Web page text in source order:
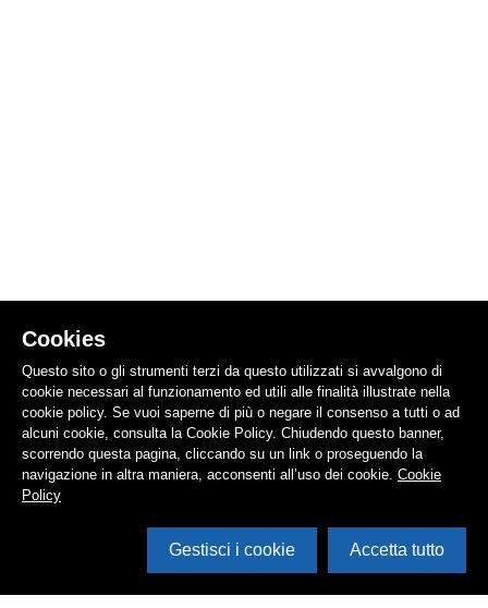
Cookies
Questo sito o gli strumenti terzi da questo utilizzati si avvalgono di
cookie necessari al funzionamento ed utili alle finalità illustrate nella
cookie policy. Se vuoi saperne di più o negare il consenso a tutti o ad
alcuni cookie, consulta la Cookie Policy. Chiudendo questo banner,
scorrendo questa pagina, cliccando su un link o proseguendo la
navigazione in altra maniera, acconsenti all’uso dei cookie. Cookie
Policy
Gestisci i cookie Accetta tutto